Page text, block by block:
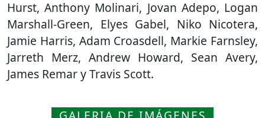
Hurst, Anthony Molinari, Jovan Adepo, Logan
Marshall-Green, Elyes Gabel, Niko Nicotera,
Jamie Harris, Adam Croasdell, Markie Farnsley,
Jarreth Merz, Andrew Howard, Sean Avery,
James Remar y Travis Scott.